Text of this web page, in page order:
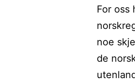
For oss
noe
de